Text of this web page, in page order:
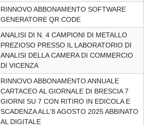
RINNOVO ABBONAMENTO SOFTWARE
GENERATORE QR CODE
ANALISI DI N. 4 CAMPIONI DI METALLO
PREZIOSO PRESSO IL LABORATORIO DI
ANALISI DELLA CAMERA DI COMMERCIO
DI VICENZA
RINNOVO ABBONAMENTO ANNUALE
CARTACEO AL GIORNALE DI BRESCIA 7
GIORNI SU 7 CON RITIRO IN EDICOLA E
SCADENZA ALL'8 AGOSTO 2025 ABBINATO
AL DIGITALE